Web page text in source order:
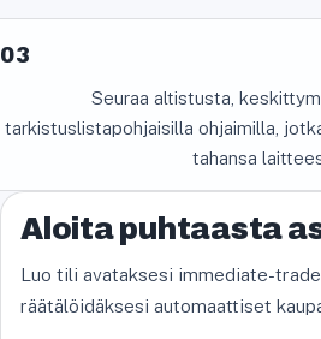
03
Seuraa altistusta,
tarkistuslistapohjaisilla ohjaimilla,
tahansa
Aloita puhtaasta
Luo tili avataksesi immediate-
räätälöidäksesi automaattiset